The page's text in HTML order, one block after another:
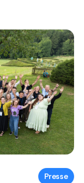
Presse